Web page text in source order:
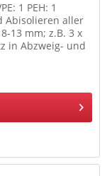
1 PEH: 1
Abisolieren aller
13 mm; z.B. 3 x
in Abzweig- und